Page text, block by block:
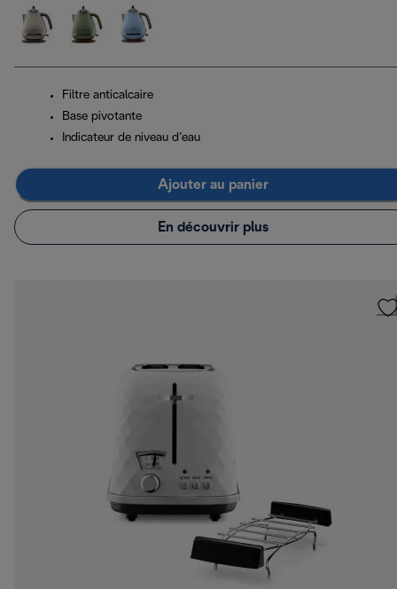
Filtre anticalcaire
Base pivotante
Indicateur de niveau d’eau
Ajouter au panier
En découvrir plus